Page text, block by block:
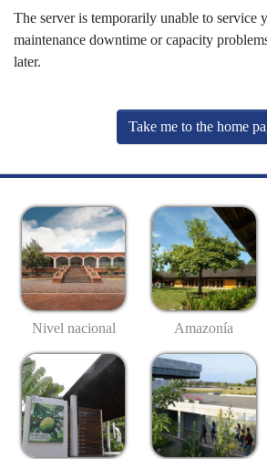
The server is temporarily unable to service
maintenance downtime or capacity
later.
Take me to the home
Nivel nacional Amazonía